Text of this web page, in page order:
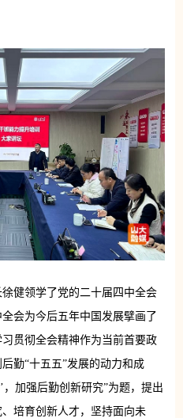
健领学了党的二十届四中全会
会为今后五年中国发展擘画了
贯彻全会精神作为当前首要政
勤“十五五”发展的动力和成
，加强后勤创新研究”为题，提出
培育创新人才，坚持面向未